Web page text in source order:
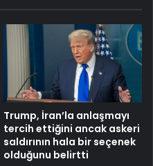
Trump, İran’la anlaşmayı
tercih ettiğini ancak askeri
saldırının hala bir seçenek
olduğunu belirtti